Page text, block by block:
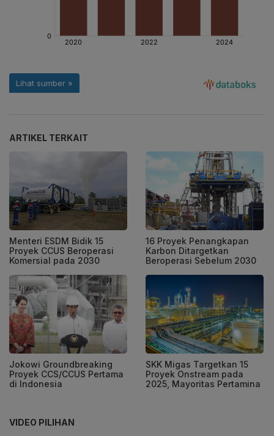
ARTIKEL TERKAIT
Menteri ESDM Bidik 15
Proyek CCUS Beroperasi
Komersial pada 2030
16 Proyek Penangkapan
Karbon Ditargetkan
Beroperasi Sebelum 2030
Jokowi Groundbreaking
Proyek CCS/CCUS Pertama
di Indonesia
SKK Migas Targetkan 15
Proyek Onstream pada
2025, Mayoritas Pertamina
VIDEO PILIHAN